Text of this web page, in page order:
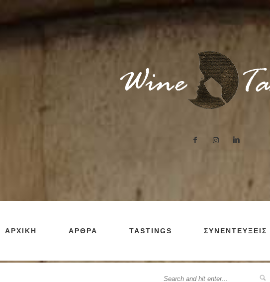
ΑΡΧΙΚΗ ΑΡΘΡΑ TASTINGS ΣΥΝΕΝΤΕΥΞΕΙΣ